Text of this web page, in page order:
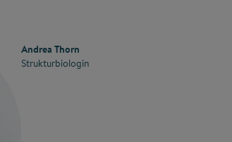
Andrea Thorn
Strukturbiologin